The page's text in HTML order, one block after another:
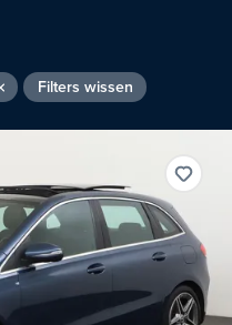
Filters wissen